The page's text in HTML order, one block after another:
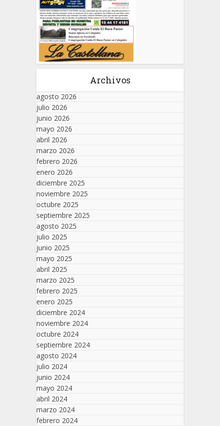
Archivos
agosto 2026
julio 2026
junio 2026
mayo 2026
abril 2026
marzo 2026
febrero 2026
enero 2026
diciembre 2025
noviembre 2025
octubre 2025
septiembre 2025
agosto 2025
julio 2025
junio 2025
mayo 2025
abril 2025
marzo 2025
febrero 2025
enero 2025
diciembre 2024
noviembre 2024
octubre 2024
septiembre 2024
agosto 2024
julio 2024
junio 2024
mayo 2024
abril 2024
marzo 2024
febrero 2024